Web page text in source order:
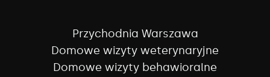
Przychodnia Warszawa
Domowe wizyty weterynaryjne
Domowe wizyty behawioralne